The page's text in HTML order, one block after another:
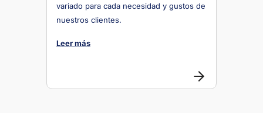
variado para cada necesidad y gustos de
nuestros clientes.
Leer más